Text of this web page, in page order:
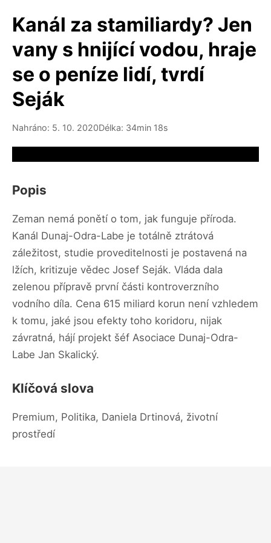
Kanál za stamiliardy? Jen
vany s hnijící vodou, hraje
se o peníze lidí, tvrdí
Seják
Nahráno: 5. 10. 2020Délka: 34min 18s
Popis
Zeman nemá ponětí o tom, jak funguje příroda.
Kanál Dunaj-Odra-Labe je totálně ztrátová
záležitost, studie proveditelnosti je postavená na
lžích, kritizuje vědec Josef Seják. Vláda dala
zelenou přípravě první části kontroverzního
vodního díla. Cena 615 miliard korun není vzhledem
k tomu, jaké jsou efekty toho koridoru, nijak
závratná, hájí projekt šéf Asociace Dunaj-Odra-
Labe Jan Skalický.
Klíčová slova
Premium, Politika, Daniela Drtinová, životní
prostředí